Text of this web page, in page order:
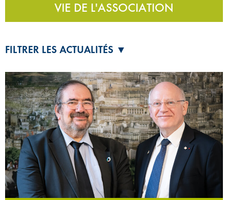
VIE DE L'ASSOCIATION
FILTRER LES ACTUALITÉS ▼